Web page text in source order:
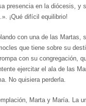
presencia en la diócesis, y
¡Qué difícil equilibrio!
con una de las Martas,
que tiene sobre su
con su congregación,
ejercitar el ala de las
No quisiera perderla.
Marta y María. La